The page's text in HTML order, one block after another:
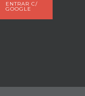
ENTRAR C/
GOOGLE